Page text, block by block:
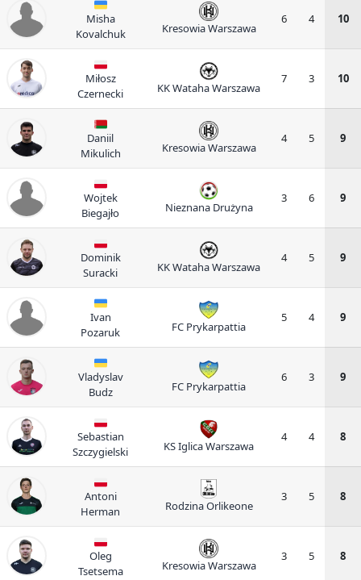
Misha
Kovalchuk
Kresowia Warszawa
6 4 10
Miłosz
Czernecki
KK Wataha Warszawa
7 3 10
Daniil
Mikulich
Kresowia Warszawa
4 5 9
Wojtek
Biegajło
Nieznana Drużyna
3 6 9
Dominik
Suracki
KK Wataha Warszawa
4 5 9
Ivan
Pozaruk
FC Prykarpattia
5 4 9
Vladyslav
Budz
FC Prykarpattia
6 3 9
Sebastian
Szczygielski
KS Iglica Warszawa
4 4 8
Antoni
Herman
Rodzina Orlikeone
3 5 8
Oleg
Tsetsema
Kresowia Warszawa
3 5 8